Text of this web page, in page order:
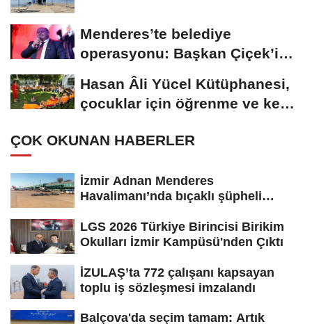
Menderes’te belediye
operasyonu: Başkan Çiçek’in
de aralarında...
Hasan Âli Yücel Kütüphanesi,
çocuklar için öğrenme ve keşif
ÇOK OKUNAN HABERLER
İzmir Adnan Menderes
Havalimanı’nda bıçaklı şüpheli
LGS 2026 Türkiye Birincisi Birikim
Okulları İzmir Kampüsü'nden Çıktı
İZULAŞ’ta 772 çalışanı kapsayan
toplu iş sözleşmesi imzalandı
Balçova'da seçim tamam: Artık